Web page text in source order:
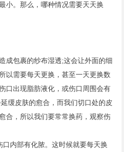
小。那么，哪种情况需要天天换
包裹的纱布湿透;这会让外面的细
以需要每天更换，甚至一天更换数
口出现脂肪液化，或伤口周围会有
缓皮肤的愈合，而我们切口处的皮
合，所以我们要常常换药，观察伤
内部有化脓。这时候就要每天换